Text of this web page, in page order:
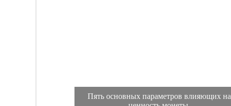
Пять основных параметров влияющих на